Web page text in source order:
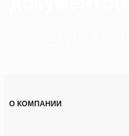
О КОМПАНИИ